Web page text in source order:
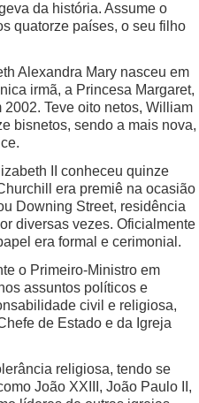
da história. Assume o
quatorze países, o seu filho
Alexandra Mary nasceu em
irmã, a Princesa Margaret,
Teve oito netos, William
bisnetos, sendo a mais nova,
II conheceu quinze
era premiê na ocasião
Downing Street, residência
diversas vezes. Oficialmente
era formal e cerimonial.
o Primeiro-Ministro em
assuntos políticos e
civil e religiosa,
de Estado e da Igreja
religiosa, tendo se
João XXIII, João Paulo II,